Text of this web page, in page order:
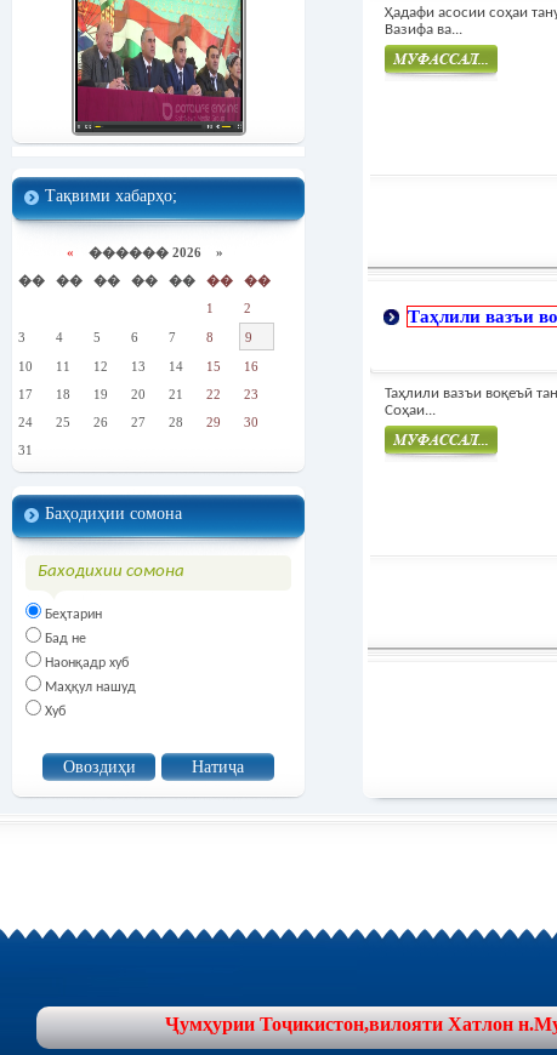
Тақвими хабарҳо;
« ������ 2026 »
��
�� �� �� �� ��
��
1
2
3
4 5 6 7 8
9
10
11 12 13 14 15
16
17
18 19 20 21 22
23
24
25 26 27 28 29
30
31
Баҳодиҳии сомона
Баходихии сомона
Беҳтарин
Бад не
Наонқадр хуб
Маҳқул нашуд
Хуб
Ҳадафи асосии соҳаи
Вазифа ва...
Таҳлили вазъи
Таҳлили вазъи воқеъӣ
Соҳаи...
Ҷумҳурии Тоҷикистон,вилояти Хатлон